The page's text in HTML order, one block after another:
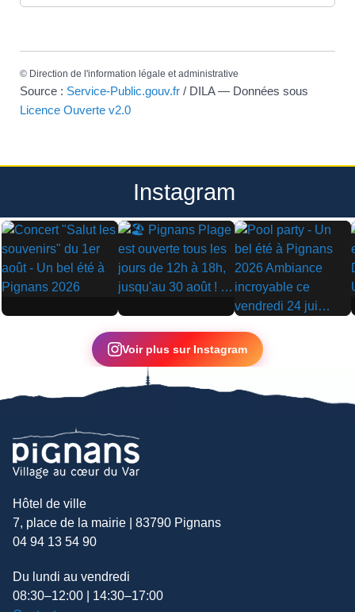
© Direction de l'information légale et administrative
Source : Service-Public.gouv.fr / DILA — Données sous
Licence Ouverte v2.0
Instagram
▶ ▶
▶
Voir plus sur Instagram
Hôtel de ville
7, place de la mairie | 83790 Pignans
04 94 13 54 90
Du lundi au vendredi
08:30–12:00 | 14:30–17:00